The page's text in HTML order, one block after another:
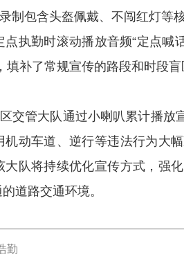
制包含头盔佩戴、不闯红灯等
执勤时滚动播放音频“定点喊
补了常规宣传的路段和时段盲
交管大队通过小喇叭累计播放
动车道、逆行等违法行为大
队将持续优化宣传方式，强
道路交通环境。
勤